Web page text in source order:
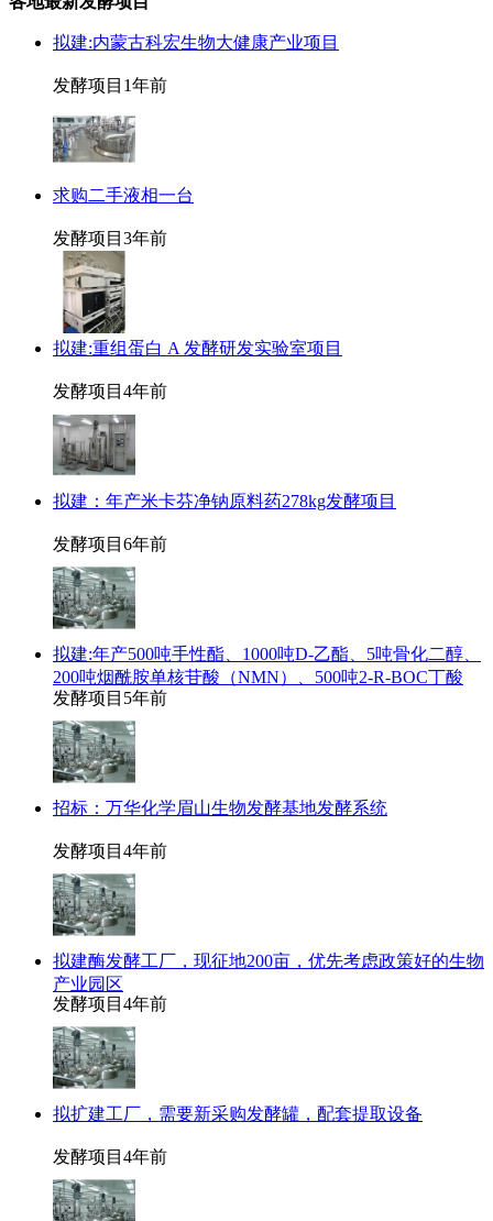
拟建:内蒙古科宏生物大健康产业项目
发酵项目 1年前
求购二手液相一台
发酵项目 3年前
拟建:重组蛋白 A 发酵研发实验室项目
发酵项目 4年前
拟建：年产米卡芬净钠原料药278kg发酵项目
发酵项目 6年前
拟建:年产500吨手性酯、1000吨D-乙酯、5吨骨化二醇、
200吨烟酰胺单核苷酸（NMN）、500吨2-R-BOC丁酸
发酵项目 5年前
招标：万华化学眉山生物发酵基地发酵系统
发酵项目 4年前
拟建酶发酵工厂，现征地200亩，优先考虑政策好的生物
产业园区
发酵项目 4年前
拟扩建工厂，需要新采购发酵罐，配套提取设备
发酵项目 4年前